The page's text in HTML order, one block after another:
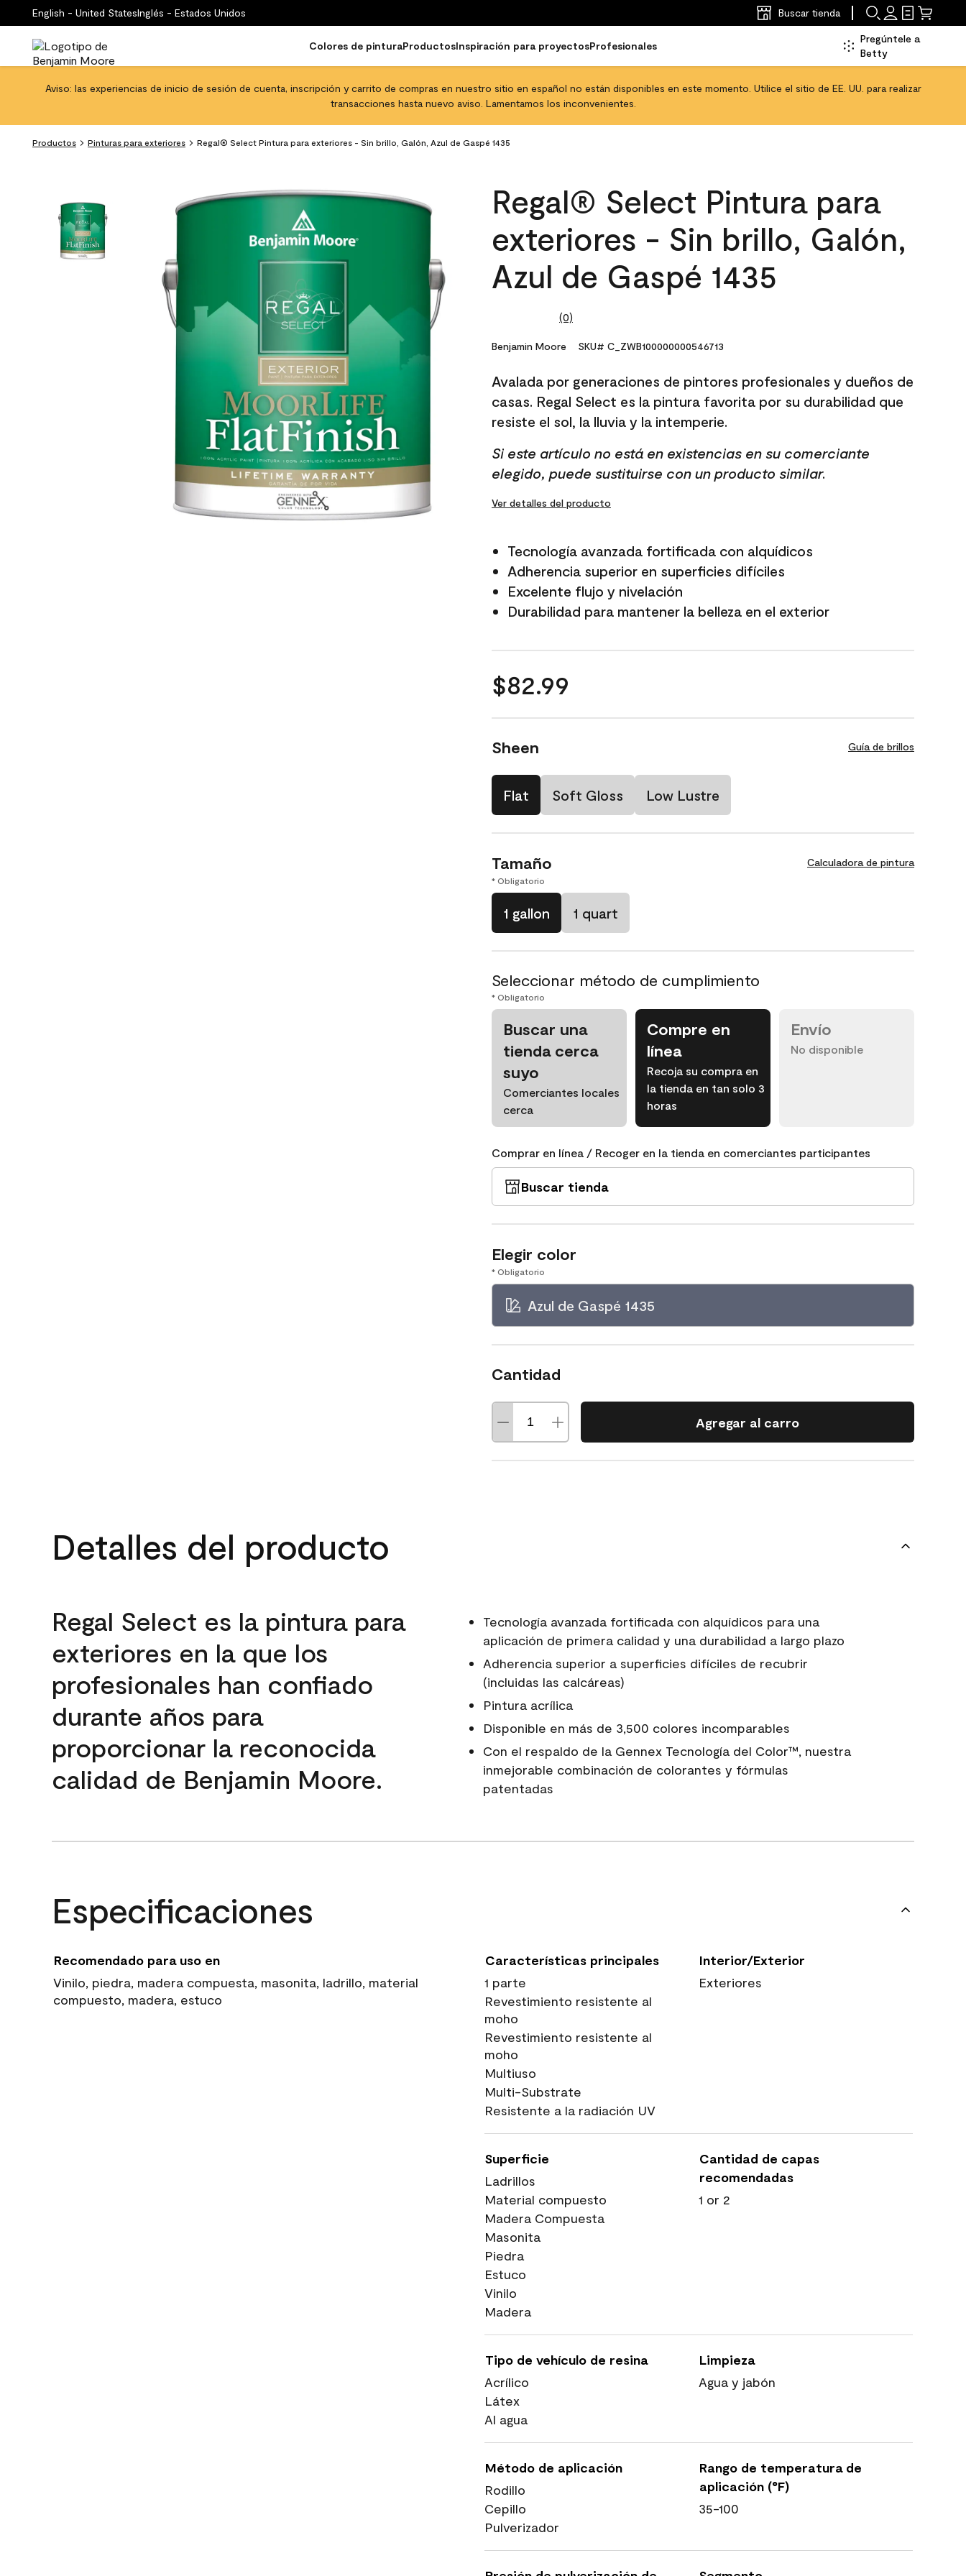
English - United StatesInglés - Estados Unidos Buscar tienda
Colores de pinturaProductosInspiración para proyectosProfesionales
Pregúntele a
Betty
Aviso: las experiencias de inicio de sesión de cuenta, inscripción y carrito de compras en nuestro sitio en español no están disponibles en este momento. Utilice el sitio de EE. UU. para realizar
transacciones hasta nuevo aviso. Lamentamos los inconvenientes.
Productos Pinturas para exteriores Regal® Select Pintura para exteriores - Sin brillo, Galón, Azul de Gaspé 1435
Regal® Select Pintura para
exteriores - Sin brillo, Galón,
Azul de Gaspé 1435
No
value.
link.
(0)
Benjamin Moore SKU# C_ZWB100000000546713
Avalada por generaciones de pintores profesionales y dueños de
casas. Regal Select es la pintura favorita por su durabilidad que
resiste el sol, la lluvia y la intemperie.
Si este artículo no está en existencias en su comerciante
elegido, puede sustituirse con un producto similar.
Ver detalles del producto
Tecnología avanzada fortificada con alquídicos
Adherencia superior en superficies difíciles
Excelente flujo y nivelación
Durabilidad para mantener la belleza en el exterior
$82.99
Sheen Guía de brillos
Flat Soft Gloss Low Lustre
Tamaño Calculadora de pintura
* Obligatorio
1 gallon 1 quart
Seleccionar método de cumplimiento
* Obligatorio
Buscar una
tienda cerca
suyo
Comerciantes locales
cerca
Compre en
línea
Recoja su compra en
la tienda en tan solo 3
horas
Envío
No disponible
Comprar en línea / Recoger en la tienda en comerciantes participantes
Buscar tienda
Elegir color
* Obligatorio
Azul de Gaspé 1435
Cantidad
Agregar al carro
Detalles del producto
Regal Select es la pintura para
exteriores en la que los
profesionales han confiado
durante años para
proporcionar la reconocida
calidad de Benjamin Moore.
Tecnología avanzada fortificada con alquídicos para una
aplicación de primera calidad y una durabilidad a largo plazo
Adherencia superior a superficies difíciles de recubrir
(incluidas las calcáreas)
Pintura acrílica
Disponible en más de 3,500 colores incomparables
Con el respaldo de la Gennex Tecnología del Color™, nuestra
inmejorable combinación de colorantes y fórmulas
patentadas
Especificaciones
Recomendado para uso en
Vinilo, piedra, madera compuesta, masonita, ladrillo, material
compuesto, madera, estuco
Características principales
1 parte
Revestimiento resistente al
moho
Revestimiento resistente al
moho
Multiuso
Multi-Substrate
Resistente a la radiación UV
Interior/Exterior
Exteriores
Superficie
Ladrillos
Material compuesto
Madera Compuesta
Masonita
Piedra
Estuco
Vinilo
Madera
Cantidad de capas
recomendadas
1 or 2
Tipo de vehículo de resina
Acrílico
Látex
Al agua
Limpieza
Agua y jabón
Método de aplicación
Rodillo
Cepillo
Pulverizador
Rango de temperatura de
aplicación (°F)
35-100